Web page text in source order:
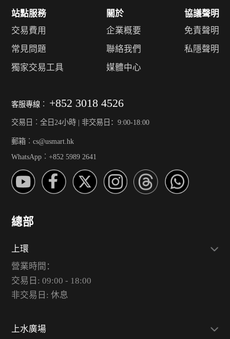
站點服務
交易費用
常見問題
獨家交易工具
關於
企業概要
聯絡我們
媒體中心
協議聲明
免責聲明
私隱聲明
客服專線︰ +852 3018 4526
交易日︰全日24小時 | 非交易日：9:00-18:00
郵箱︰cs@usmart.hk
WhatsApp︰+852 5989 2641
總部
上環
營業時間：
交易日: 09:00 - 18:00
非交易日: 休息
上水廣場